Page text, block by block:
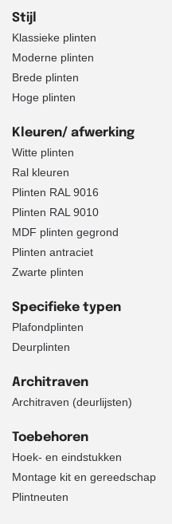
Stijl
Klassieke plinten
Moderne plinten
Brede plinten
Hoge plinten
Kleuren/ afwerking
Witte plinten
Ral kleuren
Plinten RAL 9016
Plinten RAL 9010
MDF plinten gegrond
Plinten antraciet
Zwarte plinten
Specifieke typen
Plafondplinten
Deurplinten
Architraven
Architraven (deurlijsten)
Toebehoren
Hoek- en eindstukken
Montage kit en gereedschap
Plintneuten